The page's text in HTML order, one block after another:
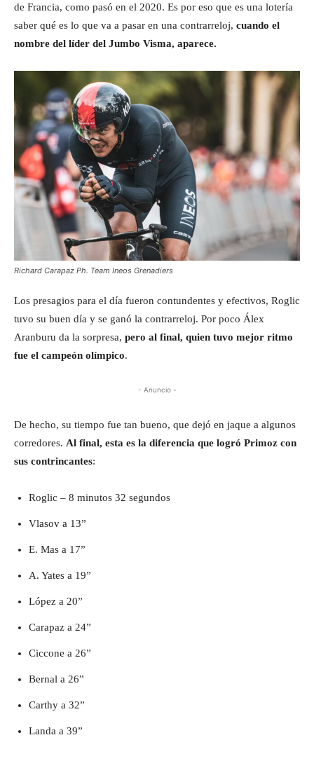
de Francia, como pasó en el 2020. Es por eso que es una lotería
saber qué es lo que va a pasar en una contrarreloj, cuando el
nombre del líder del Jumbo Visma, aparece.
Richard Carapaz Ph. Team Ineos Grenadiers
Los presagios para el día fueron contundentes y efectivos, Roglic
tuvo su buen día y se ganó la contrarreloj. Por poco Álex
Aranburu da la sorpresa, pero al final, quien tuvo mejor ritmo
fue el campeón olímpico.
- Anuncio -
De hecho, su tiempo fue tan bueno, que dejó en jaque a algunos
corredores. Al final, esta es la diferencia que logró Primoz con
sus contrincantes:
Roglic – 8 minutos 32 segundos
Vlasov a 13”
E. Mas a 17”
A. Yates a 19”
López a 20”
Carapaz a 24”
Ciccone a 26”
Bernal a 26”
Carthy a 32”
Landa a 39”